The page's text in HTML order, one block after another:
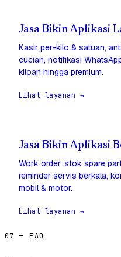
Jasa Bikin Aplikasi
Kasir per-kilo & satuan,
cucian, notifikasi
kiloan hingga premium.
Lihat layanan →
Jasa Bikin Aplikasi
Work order, stok spare
reminder servis berkala,
mobil & motor.
Lihat layanan →
07 — FAQ